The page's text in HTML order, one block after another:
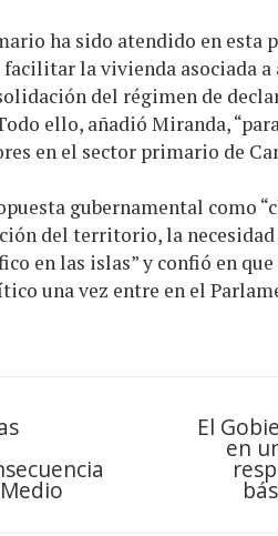
ha sido atendido en esta
la vivienda asociada
del régimen de
ello, añadió Miranda,
en el sector primario de
gubernamental como
del territorio, la
en las islas” y confió en
una vez entre en el
El
en